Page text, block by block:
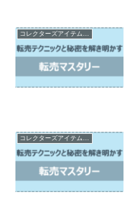
コレクターズアイテムの売買とカスタマイズ